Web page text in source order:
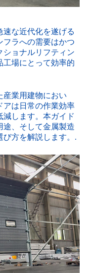
速な近代化を遂げる
フラへの需要はかつ
ショナルリフティン
工場にとって効率的
産業用建物におい
アは日常の作業効率
減します。本ガイド
途、そして金属製造
び方を解説します。.